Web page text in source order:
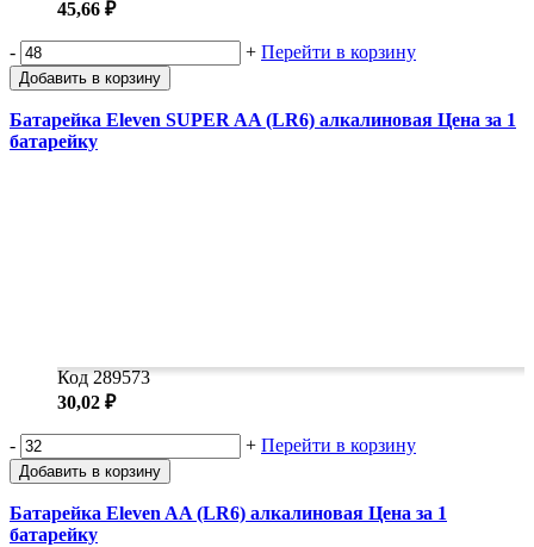
45,66 ₽
- + Перейти в корзину
Добавить в корзину
Батарейка Eleven SUPER AA (LR6) алкалиновая Цена за 1
батарейку
Код 289573
30,02 ₽
- + Перейти в корзину
Добавить в корзину
Батарейка Eleven AA (LR6) алкалиновая Цена за 1
батарейку